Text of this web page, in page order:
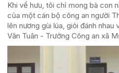
Khi về hưu, tôi chỉ mong bà con
của một cán bộ công an người
lên nương gùi lúa, giỏi đánh
Văn Tuân - Trưởng Công an xã